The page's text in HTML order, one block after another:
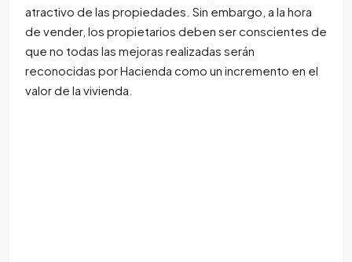
atractivo de las propiedades. Sin embargo, a la hora
de vender, los propietarios deben ser conscientes de
que no todas las mejoras realizadas serán
reconocidas por Hacienda como un incremento en el
valor de la vivienda.